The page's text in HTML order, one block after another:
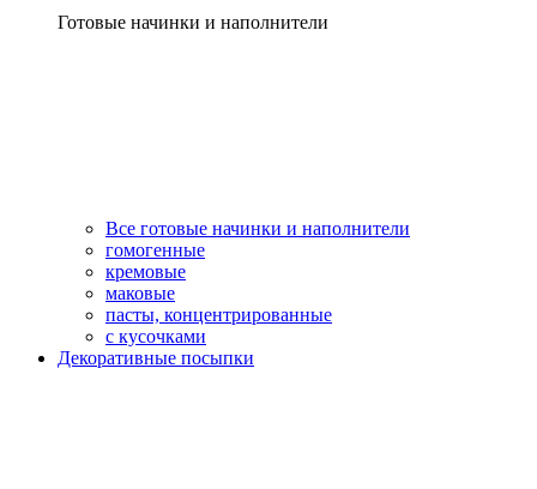
Готовые начинки и наполнители
Все готовые начинки и наполнители
гомогенные
кремовые
маковые
пасты, концентрированные
с кусочками
Декоративные посыпки